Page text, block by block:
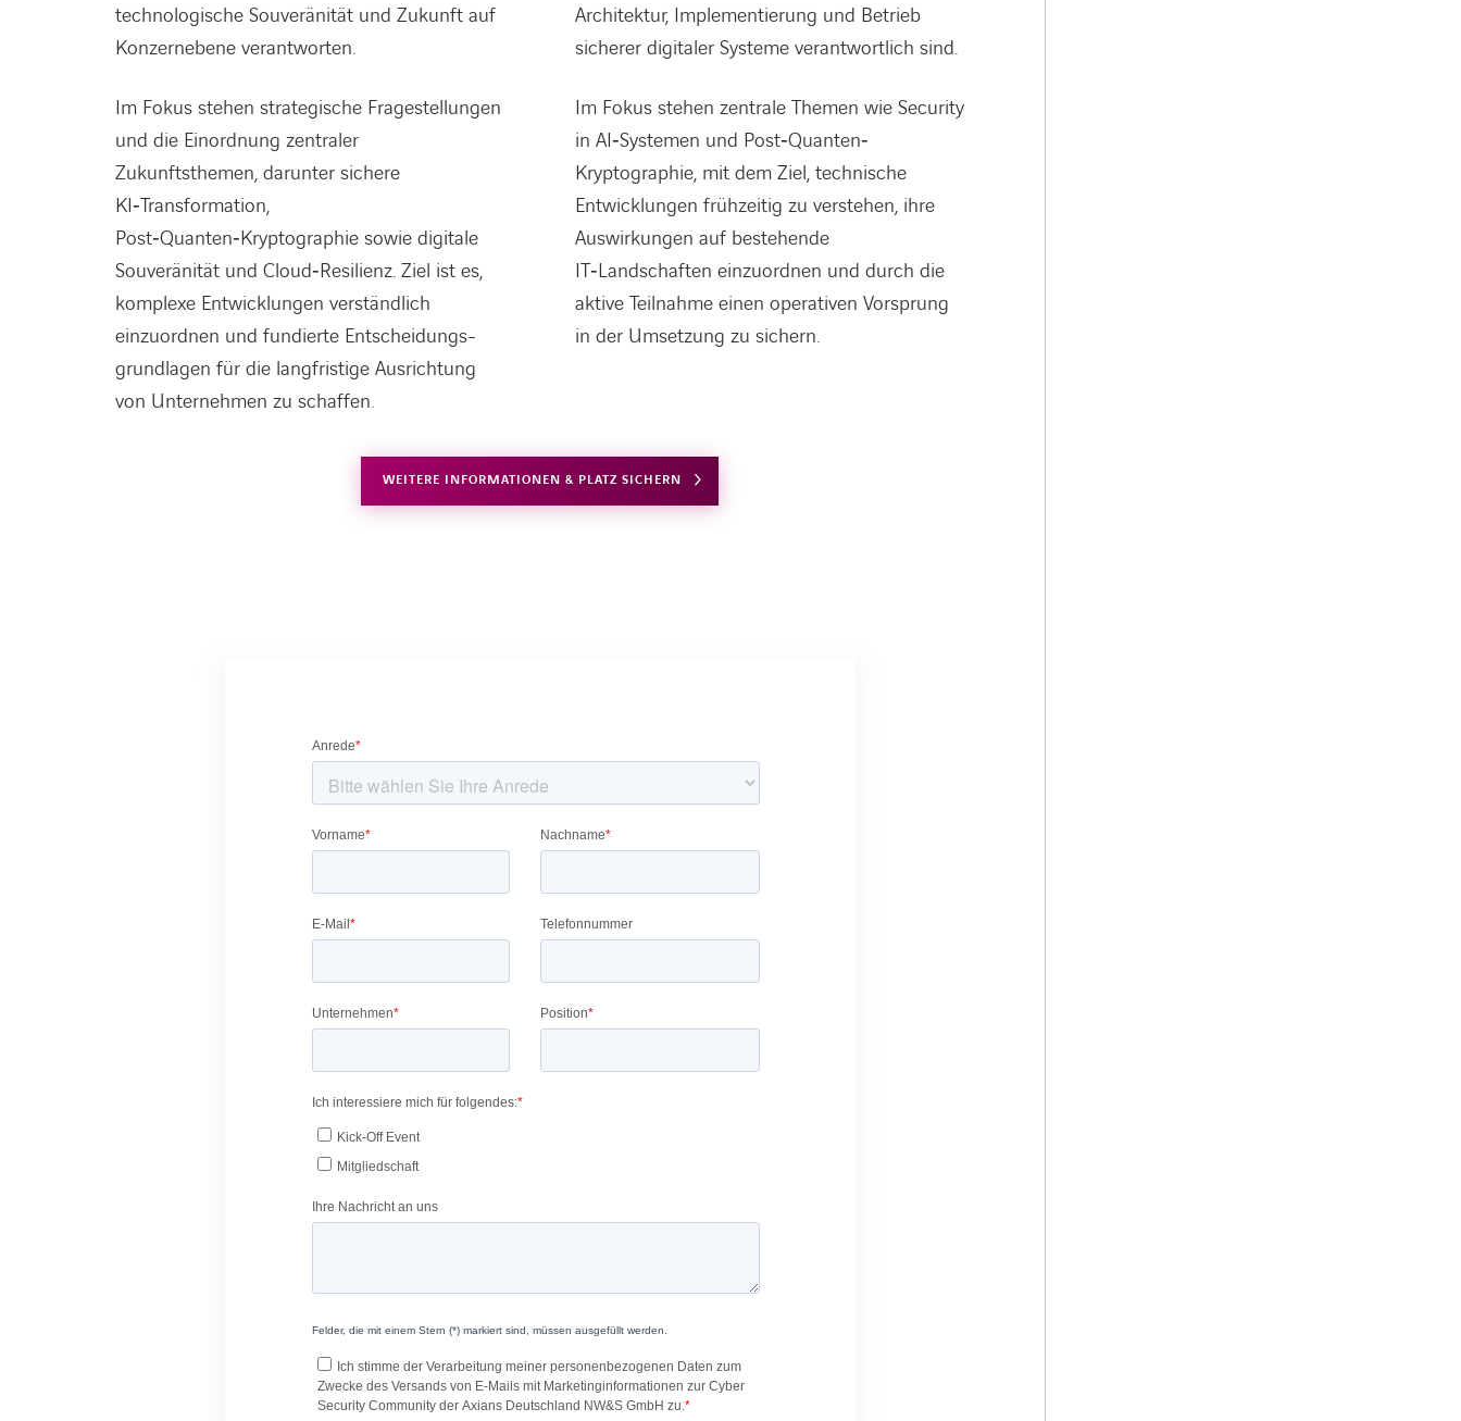
technologische Souveränität und Zukunft auf
Konzernebene verantworten.
Im Fokus stehen strategische Fragestellungen
und die Einordnung zentraler
Zukunftsthemen, darunter sichere
KI‑Transformation,
Post‑Quanten‑Kryptographie sowie digitale
Souveränität und Cloud‑Resilienz. Ziel ist es,
komplexe Entwicklungen verständlich
einzuordnen und fundierte Entscheidungs-
grundlagen für die langfristige Ausrichtung
von Unternehmen zu schaffen.
Architektur, Implementierung und Betrieb
sicherer digitaler Systeme verantwortlich sind.
Im Fokus stehen zentrale Themen wie Security
in AI‑Systemen und Post‑Quanten‑
Kryptographie, mit dem Ziel, technische
Entwicklungen frühzeitig zu verstehen, ihre
Auswirkungen auf bestehende
IT‑Landschaften einzuordnen und durch die
aktive Teilnahme einen operativen Vorsprung
in der Umsetzung zu sichern.
WEITERE INFORMATIONEN & PLATZ SICHERN